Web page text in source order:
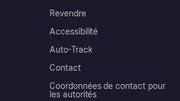
Revendre
Accessibilité
Auto-Track
Contact
Coordonnées de contact pour
les autorités